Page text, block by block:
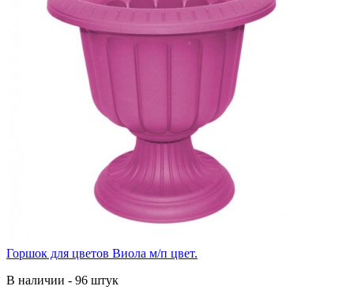
Горшок для цветов Виола м/п цвет.
В наличии - 96 штук